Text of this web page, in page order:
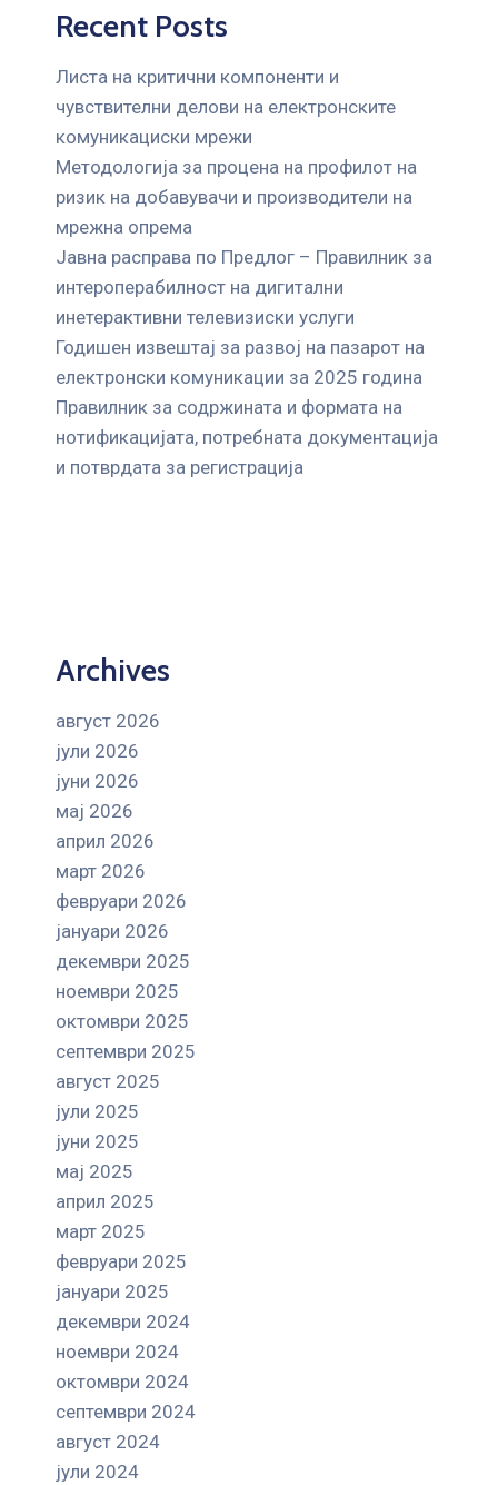
Recent Posts
Листа на критични компоненти и
чувствителни делови на електронските
комуникациски мрежи
Mетодологија за процена на профилот на
ризик на добавувачи и производители на
мрежна опрема
Јавна расправа по Предлог – Правилник за
интероперабилност на дигитални
инетерактивни телевизиски услуги
Годишен извештај за развој на пазарот на
електронски комуникации за 2025 година
Правилник за содржината и формата на
нотификацијата, потребната документација
и потврдата за регистрација
Archives
август 2026
јули 2026
јуни 2026
мај 2026
април 2026
март 2026
февруари 2026
јануари 2026
декември 2025
ноември 2025
октомври 2025
септември 2025
август 2025
јули 2025
јуни 2025
мај 2025
април 2025
март 2025
февруари 2025
јануари 2025
декември 2024
ноември 2024
октомври 2024
септември 2024
август 2024
јули 2024